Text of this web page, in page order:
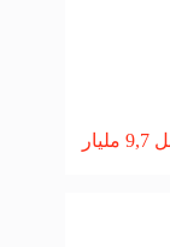
»نوفارتس« توافق على شراء »ذا ميديسينز« مقابل 9,7 مليار